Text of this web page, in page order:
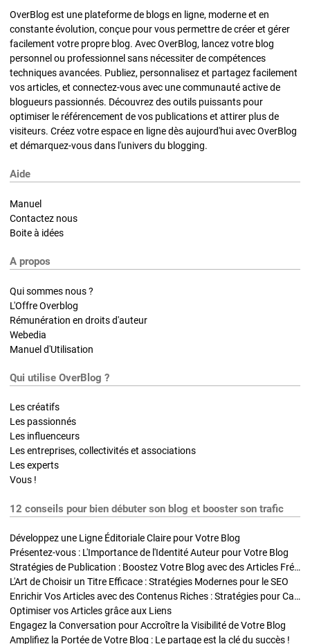
OverBlog est une plateforme de blogs en ligne, moderne et en
constante évolution, conçue pour vous permettre de créer et gérer
facilement votre propre blog. Avec OverBlog, lancez votre blog
personnel ou professionnel sans nécessiter de compétences
techniques avancées. Publiez, personnalisez et partagez facilement
vos articles, et connectez-vous avec une communauté active de
blogueurs passionnés. Découvrez des outils puissants pour
optimiser le référencement de vos publications et attirer plus de
visiteurs. Créez votre espace en ligne dès aujourd'hui avec OverBlog
et démarquez-vous dans l'univers du blogging.
Aide
Manuel
Contactez nous
Boite à idées
A propos
Qui sommes nous ?
L'Offre Overblog
Rémunération en droits d'auteur
Webedia
Manuel d'Utilisation
Qui utilise OverBlog ?
Les créatifs
Les passionnés
Les influenceurs
Les entreprises, collectivités et associations
Les experts
Vous !
12 conseils pour bien débuter son blog et booster son trafic
Développez une Ligne Éditoriale Claire pour Votre Blog
Présentez-vous : L'Importance de l'Identité Auteur pour Votre Blog
Stratégies de Publication : Boostez Votre Blog avec des Articles Fréquents et Exclusifs
L'Art de Choisir un Titre Efficace : Stratégies Modernes pour le SEO
Enrichir Vos Articles avec des Contenus Riches : Stratégies pour Captiver et Optimiser
Optimiser vos Articles grâce aux Liens
Engagez la Conversation pour Accroître la Visibilité de Votre Blog
Amplifiez la Portée de Votre Blog : Le partage est la clé du succès !